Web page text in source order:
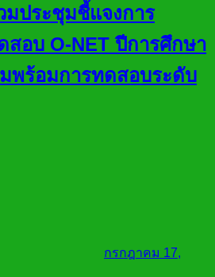
ประชุมชี้แจงการ
สอบ O-NET ปีการศึกษา
พร้อมการทดสอบระดับ
กรกฎาคม 17,